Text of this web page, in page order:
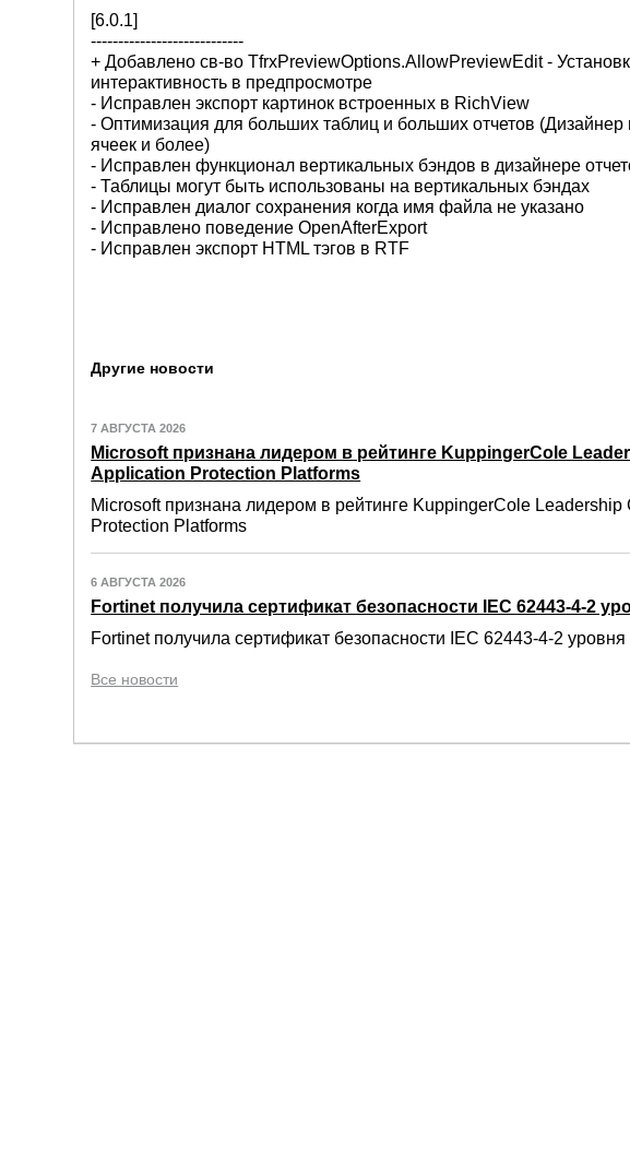
[6.0.1]
----------------------------
+ Добавлено св-во TfrxPreviewOptions.AllowPreviewEdit -
интерактивность в предпросмотре
- Исправлен экспорт картинок встроенных в RichView
- Оптимизация для больших таблиц и больших отчетов
ячеек и более)
- Исправлен функционал вертикальных бэндов в дизайнере
- Таблицы могут быть использованы на вертикальных бэндах
- Исправлен диалог сохранения когда имя файла не указано
- Исправлено поведение OpenAfterExport
- Исправлен экспорт HTML тэгов в RTF
Другие новости
7 АВГУСТА 2026
Microsoft признана лидером в рейтинге KuppingerCole
Application Protection Platforms
Microsoft признана лидером в рейтинге KuppingerCole
Protection Platforms
6 АВГУСТА 2026
Fortinet получила сертификат безопасности IEC 62443-4-2
Fortinet получила сертификат безопасности IEC 62443-4-2
Все новости